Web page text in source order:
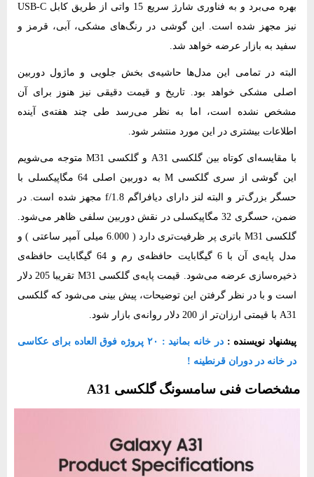
بهره می‌برد و به فناوری شارژ سریع 15 واتی از طریق کابل USB-C
نیز مجهز شده است. این گوشی در رنگ‌های مشکی، آبی، قرمز و
سفید به بازار عرضه خواهد شد.
البته در تمامی این مدل‌ها حاشیه‌ی بخش جلویی و ماژول دوربین
اصلی مشکی خواهد بود. تاریخ و قیمت دقیقی نیز هنوز برای آن
مشخص نشده است، اما به نظر می‌رسد طی چند هفته‌ی آینده
اطلاعات بیشتری در این مورد منتشر شود.
با مقایسه‌ای کوتاه بین گلکسی A31 و گلکسی M31 متوجه می‌شویم
این گوشی از سری گلکسی M به دوربین اصلی 64 مگاپیکسلی با
حسگر بزرگ‌تر و البته لنز دارای دیافراگم f/1.8 مجهز شده است. در
ضمن، حسگری 32 مگاپیکسلی در نقش دوربین سلفی ظاهر می‌شود.
گلکسی M31 باتری پر ظرفیت‌تری دارد ( 6.000 میلی آمپر ساعتی ) و
مدل پایه‌ی آن با 6 گیگابایت حافظه‌ی رم و 64 گیگابایت حافظه‌ی
ذخیره‌سازی عرضه می‌شود. قیمت پایه‌ی گلکسی M31 تقریبا 205 دلار
است و با در نظر گرفتن این توضیحات، پیش بینی می‌شود که گلکسی
A31 با قیمتی ارزان‌تر از 200 دلار روانه‌ی بازار شود.
پیشنهاد نویسنده :
در خانه بمانید : ۲۰ پروژه فوق العاده برای عکاسی
در خانه در دوران قرنطینه !
مشخصات فنی سامسونگ گلکسی A31